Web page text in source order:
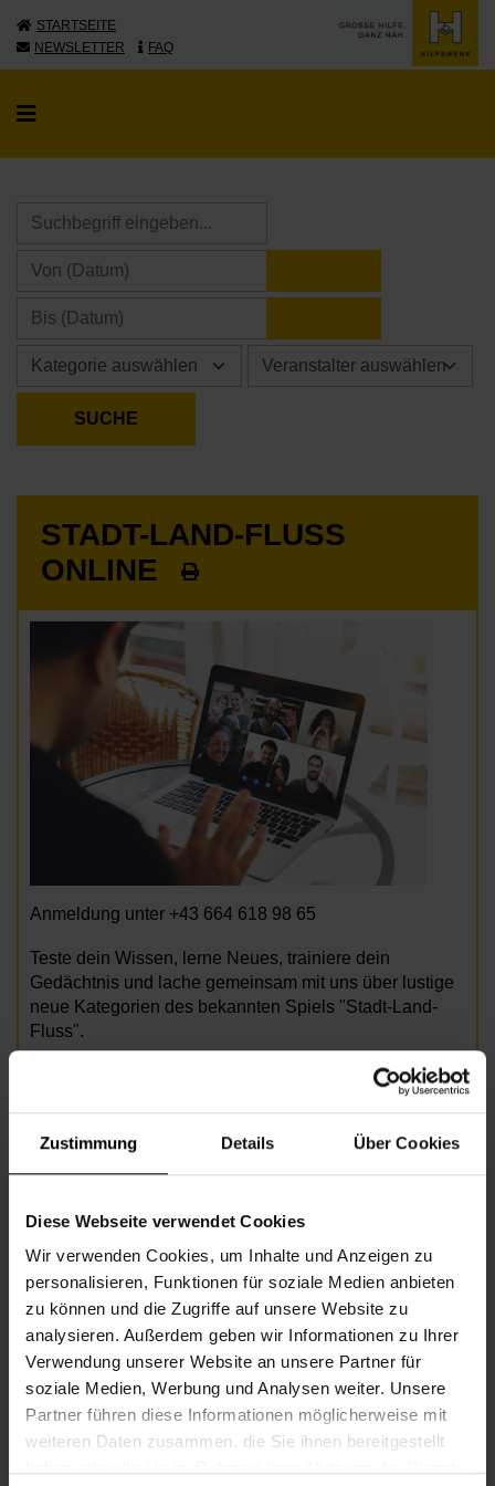
Zustimmung Details Über Cookies
Diese Webseite verwendet Cookies
Wir verwenden Cookies, um Inhalte und Anzeigen zu
personalisieren, Funktionen für soziale Medien anbieten
zu können und die Zugriffe auf unsere Website zu
analysieren. Außerdem geben wir Informationen zu Ihrer
Verwendung unserer Website an unsere Partner für
soziale Medien, Werbung und Analysen weiter. Unsere
Partner führen diese Informationen möglicherweise mit
weiteren Daten zusammen, die Sie ihnen bereitgestellt
STARTSEITE
NEWSLETTER
FAQ
STADT-LAND-FLUSS
ONLINE
Anmeldung unter +43 664 618 98 65
Teste dein Wissen, lerne Neues, trainiere dein
Gedächtnis und lache gemeinsam mit uns über lustige
neue Kategorien des bekannten Spiels "Stadt-Land-
Fluss".
Mit Smartphone, Laptop, PC mit Kamera und Micro.
© Adobe Stock / batuhan toker
Beginn Donnerstag, 09.07.2026,17.45 -
19.15
Veranstalter Nachbarschaftszentrum 08
NACHBARSCHAFTSZENTRUM 08